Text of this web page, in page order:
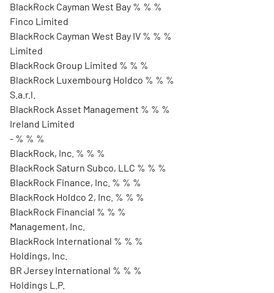
BlackRock Cayman West Bay % % %
Finco Limited
BlackRock Cayman West Bay IV % % %
Limited
BlackRock Group Limited % % %
BlackRock Luxembourg Holdco % % %
S.a.r.l.
BlackRock Asset Management % % %
Ireland Limited
- % % %
BlackRock, Inc. % % %
BlackRock Saturn Subco, LLC % % %
BlackRock Finance, Inc. % % %
BlackRock Holdco 2, Inc. % % %
BlackRock Financial % % %
Management, Inc.
BlackRock International % % %
Holdings, Inc.
BR Jersey International % % %
Holdings L.P.